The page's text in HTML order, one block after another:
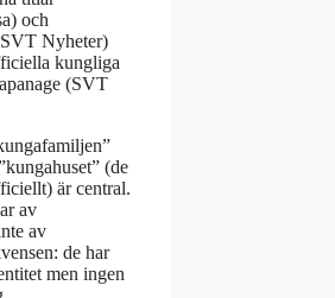
och
Nyheter)
kungliga
(SVT
(de
är central.
av
av
de har
men ingen